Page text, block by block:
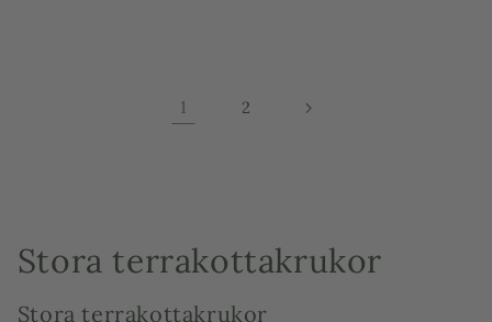
1 2
P
r
Stora terrakottakrukor
Stora terrakottakrukor